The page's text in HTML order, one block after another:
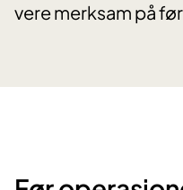
vere merksam på